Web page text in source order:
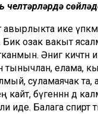
ике
Бик озак вакыт
Әнигә кичтән
тынычлан, елама,
суламаячак та,
кайт, бүгеннән дә
иде. Балага спирт